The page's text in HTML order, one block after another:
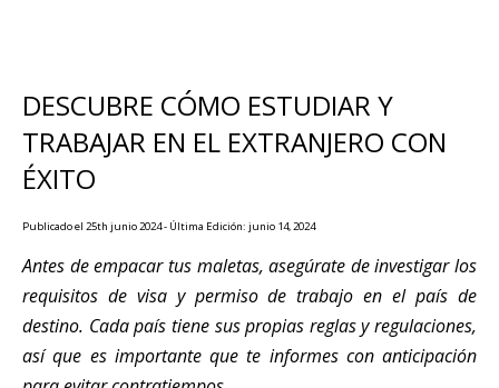
DESCUBRE CÓMO ESTUDIAR Y
TRABAJAR EN EL EXTRANJERO CON
ÉXITO
Publicado el 25th junio 2024 - Última Edición: junio 14, 2024
Antes de empacar tus maletas, asegúrate de investigar los
requisitos de visa y permiso de trabajo en el país de
destino. Cada país tiene sus propias reglas y regulaciones,
así que es importante que te informes con anticipación